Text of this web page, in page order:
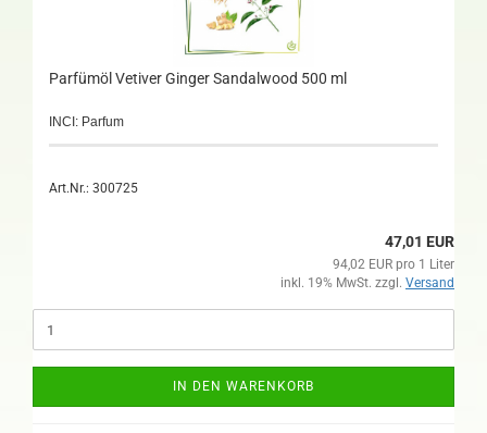
Parfümöl Vetiver Ginger Sandalwood 500 ml
INCI: Parfum
Art.Nr.: 300725
47,01 EUR
94,02 EUR pro 1 Liter
inkl. 19% MwSt. zzgl. Versand
IN DEN WARENKORB